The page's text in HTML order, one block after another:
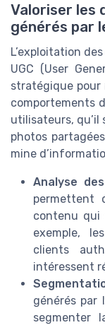
Valoriser les
générés par
L’exploitation
UGC (User
stratégique pour
comportements
utilisateurs, qu’il
photos
mine
Analyse
permettent
contenu qui
exemple,
clients
intéressent
générés par
segmenter